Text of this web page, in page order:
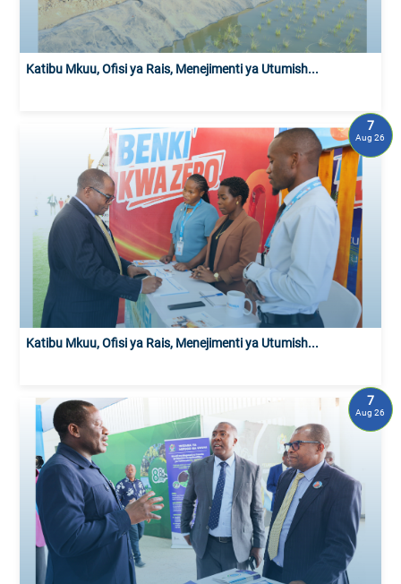
Katibu Mkuu, Ofisi ya Rais, Menejimenti ya Utumish...
Katibu Mkuu, Ofisi ya Rais, Menejimenti ya Utumish...
7
Aug 26
7
Aug 26